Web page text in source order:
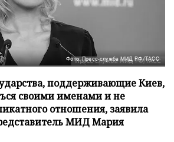
Фото: Пресс-служба МИД РФ/ТАСС
поддерживающие Киев,
своими именами и не
отношения, заявила
МИД Мария